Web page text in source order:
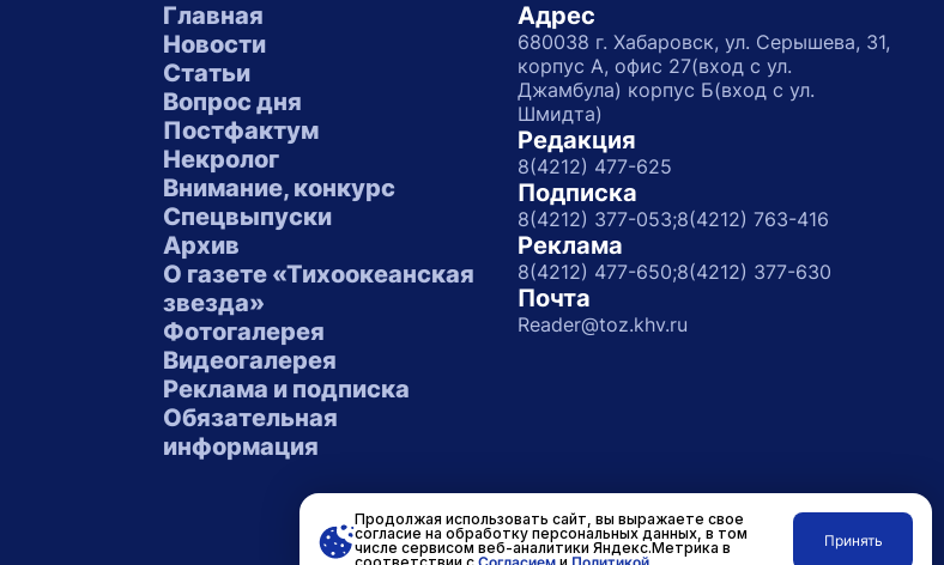
Главная
Новости
Статьи
Вопрос дня
Постфактум
Некролог
Внимание, конкурс
Спецвыпуски
Архив
О газете «Тихоокеанская
звезда»
Фотогалерея
Видеогалерея
Реклама и подписка
Обязательная
информация
Адрес
680038 г. Хабаровск, ул. Серышева, 31,
корпус А, офис 27(вход с ул.
Джамбула) корпус Б(вход с ул.
Шмидта)
Редакция
8(4212) 477-625
Подписка
8(4212) 377-053;8(4212) 763-416
Реклама
8(4212) 477-650;8(4212) 377-630
Почта
Reader@toz.khv.ru
Разработано вRASA
Продолжая использовать сайт, вы выражаете свое
согласие на обработку персональных данных, в том
числе сервисом веб-аналитики Яндекс.Метрика в
Принять